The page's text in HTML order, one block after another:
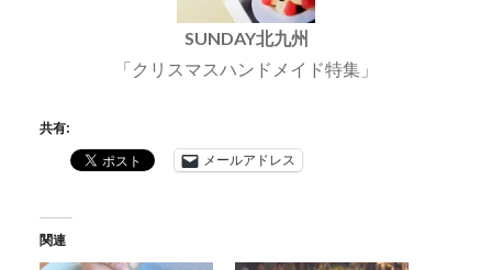
SUNDAY北九州
「クリスマスハンドメイド特集」
共有:
メールアドレス
関連